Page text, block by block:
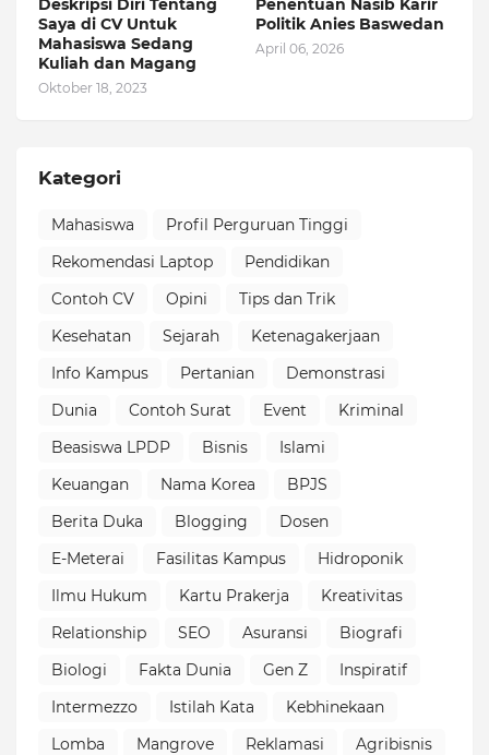
Deskripsi Diri Tentang
Saya di CV Untuk
Mahasiswa Sedang
Kuliah dan Magang
Oktober 18, 2023
Penentuan Nasib Karir
Politik Anies Baswedan
April 06, 2026
Kategori
Mahasiswa
Profil Perguruan Tinggi
Rekomendasi Laptop
Pendidikan
Contoh CV
Opini
Tips dan Trik
Kesehatan
Sejarah
Ketenagakerjaan
Info Kampus
Pertanian
Demonstrasi
Dunia
Contoh Surat Event
Kriminal
Beasiswa LPDP
Bisnis
Islami
Keuangan
Nama Korea
BPJS
Berita Duka
Blogging
Dosen
E-Meterai
Fasilitas Kampus
Hidroponik
Ilmu Hukum
Kartu Prakerja
Kreativitas
Relationship
SEO Asuransi
Biografi
Biologi
Fakta Dunia Gen Z
Inspiratif
Intermezzo
Istilah Kata
Kebhinekaan
Lomba
Mangrove Reklamasi
Agribisnis